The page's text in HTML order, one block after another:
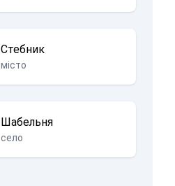
Стебник
місто
Шабельня
село